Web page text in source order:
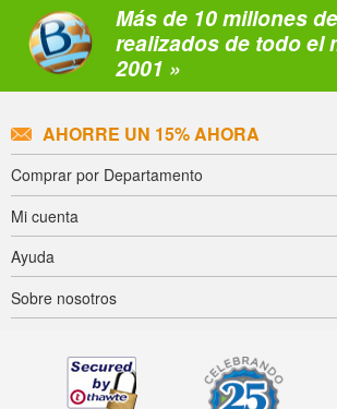
Más de 10 millones
realizados de todo el
2001 »
AHORRE UN 15% AHORA
Comprar por Departamento
Mi cuenta
Ayuda
Sobre nosotros